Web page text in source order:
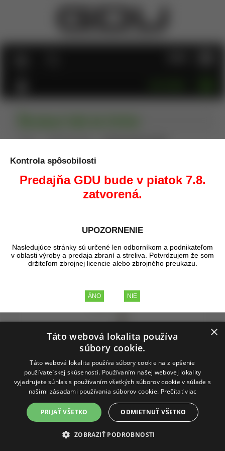
Škrabací hák do štrbín
Škrabacie háky určené na získavanie materiálu z vystupujúceho
Kontrola spôsobilosti
Predajňa GDU bude v piatok 7.8.
zatvorená.
UPOZORNENIE
Nasledujúce stránky sú určené len odborníkom a podnikateľom
v oblasti výroby a predaja zbraní a streliva. Potvrdzujem že som
držiteľom zbrojnej licencie alebo zbrojného preukazu.
×
Táto webová lokalita používa
súbory cookie.
Táto webová lokalita používa súbory cookie na zlepšenie
používateľskej skúsenosti. Používaním našej webovej lokality
vyjadrujete súhlas s používaním všetkých súborov cookie v súlade s
našimi zásadami používania súborov cookie. Prečítať viac
PRIJAŤ VŠETKO ODMIETNUŤ VŠETKO
ZOBRAZIŤ PODROBNOSTI